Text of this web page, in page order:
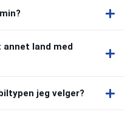
annet land med
jeg velger?